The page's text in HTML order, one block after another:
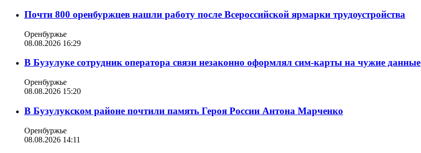
Почти 800 оренбуржцев нашли работу после Всероссийской ярмарки трудоустройства
Оренбуржье
08.08.2026 16:29
В Бузулуке сотрудник оператора связи незаконно оформлял сим-карты на чужие данные
Оренбуржье
08.08.2026 15:20
В Бузулукском районе почтили память Героя России Антона Марченко
Оренбуржье
08.08.2026 14:11